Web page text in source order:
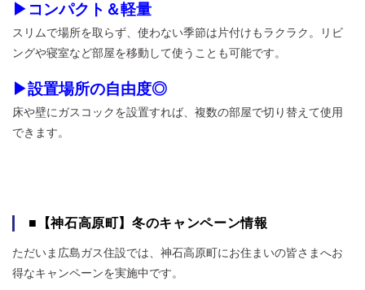
▶コンパクト＆軽量
スリムで場所を取らず、使わない季節は片付けもラクラク。リビ
ングや寝室など部屋を移動して使うことも可能です。
▶設置場所の自由度◎
床や壁にガスコックを設置すれば、複数の部屋で切り替えて使用
できます。
■【神石高原町】冬のキャンペーン情報
ただいま広島ガス住設では、神石高原町にお住まいの皆さまへお
得なキャンペーンを実施中です。